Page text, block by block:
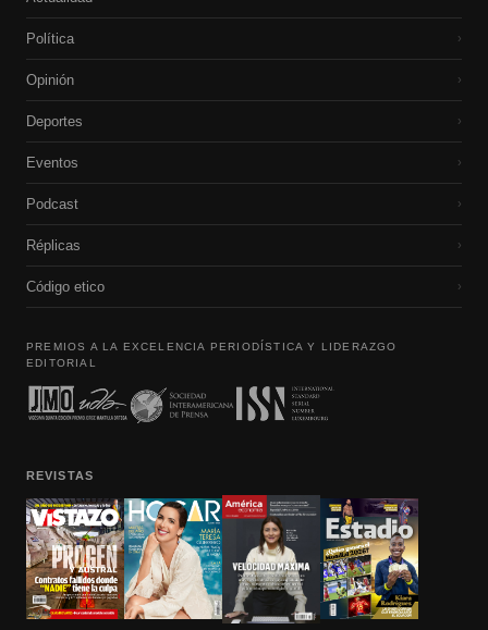
Política ›
Opinión ›
Deportes ›
Eventos ›
Podcast ›
Réplicas ›
Código etico ›
PREMIOS A LA EXCELENCIA PERIODÍSTICA Y LIDERAZGO
EDITORIAL
REVISTAS